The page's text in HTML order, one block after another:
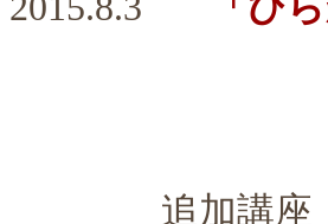
8/26 (水)
9/4 (金)
9/12 (土)
追加講座 9/9